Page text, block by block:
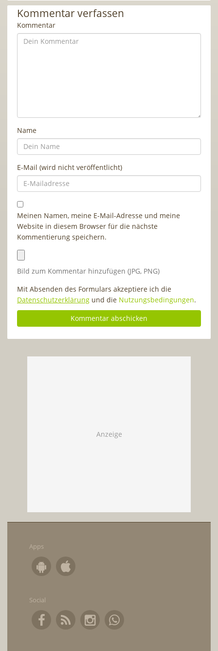
Kommentar verfassen
Kommentar
Name
E-Mail (wird nicht veröffentlicht)
Meinen Namen, meine E-Mail-Adresse und meine
Website in diesem Browser für die nächste
Kommentierung speichern.
Bild zum Kommentar hinzufügen (JPG, PNG)
Mit Absenden des Formulars akzeptiere ich die
Datenschutzerklärung und die Nutzungsbedingungen.
Apps
Social